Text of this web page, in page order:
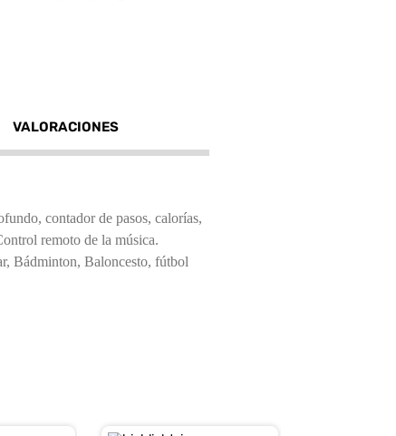
VALORACIONES
contador de pasos, calorías,
remoto de la música.
Bádminton, Baloncesto, fútbol